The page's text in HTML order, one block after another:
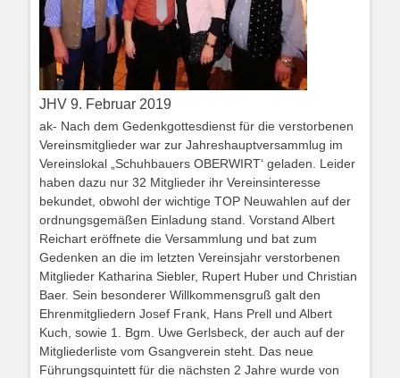
JHV 9. Februar 2019
ak- Nach dem Gedenkgottesdienst für die verstorbenen
Vereinsmitglieder war zur Jahreshauptversammlug im
Vereinslokal „Schuhbauers OBERWIRT‘ geladen. Leider
haben dazu nur 32 Mitglieder ihr Vereinsinteresse
bekundet, obwohl der wichtige TOP Neuwahlen auf der
ordnungsgemäßen Einladung stand. Vorstand Albert
Reichart eröffnete die Versammlung und bat zum
Gedenken an die im letzten Vereinsjahr verstorbenen
Mitglieder Katharina Siebler, Rupert Huber und Christian
Baer. Sein besonderer Willkommensgruß galt den
Ehrenmitgliedern Josef Frank, Hans Prell und Albert
Kuch, sowie 1. Bgm. Uwe Gerlsbeck, der auch auf der
Mitgliederliste vom Gsangverein steht. Das neue
Führungsquintett für die nächsten 2 Jahre wurde von